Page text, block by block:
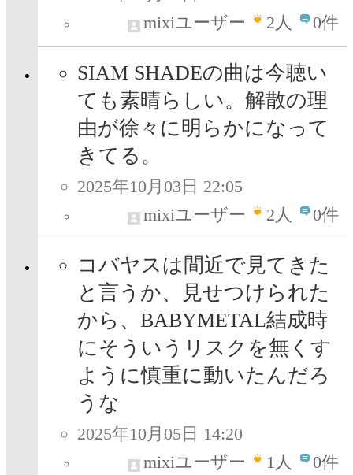
mixiユーザー
2人 0件
SIAM SHADEの曲は今聴い
ても素晴らしい。解散の理
由が徐々に明らかになって
きてる。
2025年10月03日 22:05
mixiユーザー
2人 0件
コバヤスは間近で見てきた
と言うか、見せつけられた
から、BABYMETAL結成時
にそういうリスクを無くす
ように慎重に動いたんだろ
うな
2025年10月05日 14:20
mixiユーザー
1人 0件